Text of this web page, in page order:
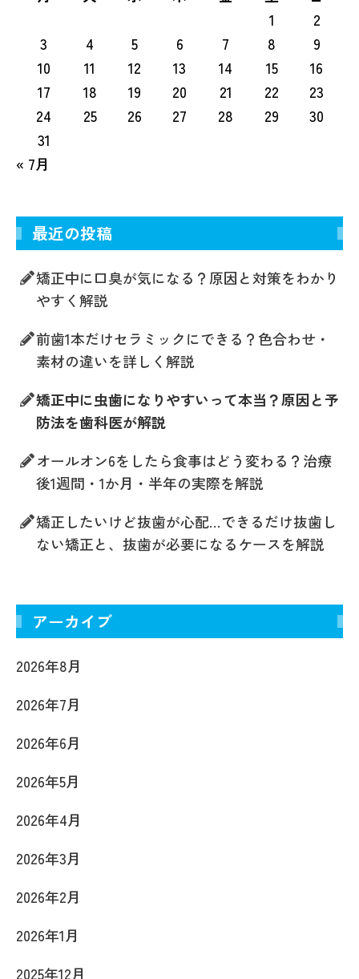
1
2
3
4 5 6 7 8
9
10
11 12 13 14 15
16
17
18 19 20 21 22
23
24
25 26 27 28 29
30
31
« 7月
最近の投稿
矯正中に口臭が気になる？原因と対策をわかり
やすく解説
前歯1本だけセラミックにできる？色合わせ・
素材の違いを詳しく解説
矯正中に虫歯になりやすいって本当？原因と予
防法を歯科医が解説
オールオン6をしたら食事はどう変わる？治療
後1週間・1か月・半年の実際を解説
矯正したいけど抜歯が心配…できるだけ抜歯し
ない矯正と、抜歯が必要になるケースを解説
アーカイブ
2026年8月
2026年7月
2026年6月
2026年5月
2026年4月
2026年3月
2026年2月
2026年1月
2025年12月